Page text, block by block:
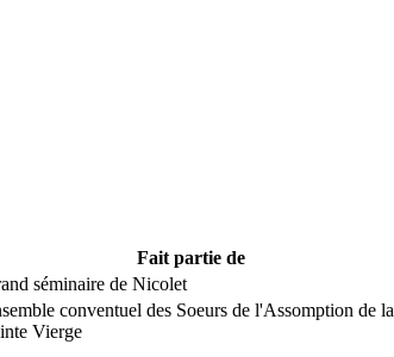
Fait partie de
séminaire de Nicolet
conventuel des Soeurs de l'Assomption de la
Vierge